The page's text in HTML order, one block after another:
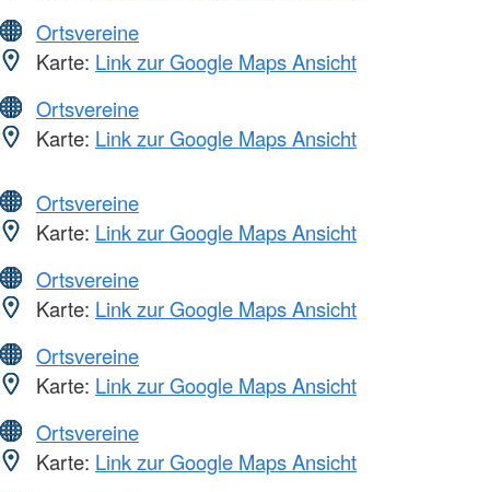
Ortsvereine
Karte: Link zur Google Maps Ansicht
Ortsvereine
Karte: Link zur Google Maps Ansicht
Ortsvereine
Karte: Link zur Google Maps Ansicht
Ortsvereine
Karte: Link zur Google Maps Ansicht
Ortsvereine
Karte: Link zur Google Maps Ansicht
Ortsvereine
Karte: Link zur Google Maps Ansicht